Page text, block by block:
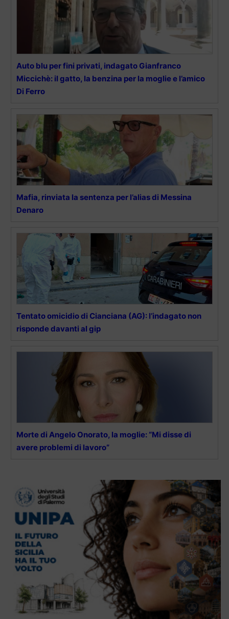
Auto blu per fini privati, indagato Gianfranco
Miccichè: il gatto, la benzina per la moglie e l’amico
Di Ferro
Mafia, rinviata la sentenza per l’alias di Messina
Denaro
Tentato omicidio di Cianciana (AG): l’indagato non
risponde davanti al gip
Morte di Angelo Onorato, la moglie: “Mi disse di
avere problemi di lavoro”